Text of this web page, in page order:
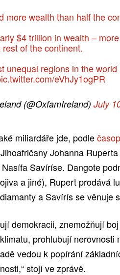
more wealth than half the
$4 trillion in wealth –
of the continent.
unequal regions in the
eVhJy1ogPR
(@OxfamIreland)July
miliardáře jde, podle
Johanna
Savíríse. Dangote
a jiné), Rupert prodává
a Savírís se věnuje
demokracii, znemožňují
prohlubují nerovnosti
vedou k popírání
stojí ve zprávě.